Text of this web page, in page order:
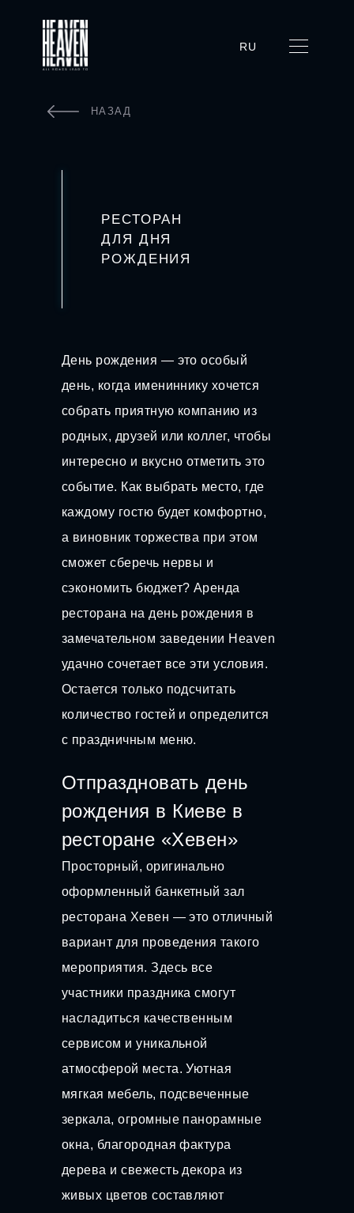
RU
НАЗАД
РЕСТОРАН
ДЛЯ ДНЯ
РОЖДЕНИЯ
День рождения — это особый
день, когда имениннику хочется
собрать приятную компанию из
родных, друзей или коллег, чтобы
интересно и вкусно отметить это
событие. Как выбрать место, где
каждому гостю будет комфортно,
а виновник торжества при этом
сможет сберечь нервы и
сэкономить бюджет? Аренда
ресторана на день рождения в
замечательном заведении Heaven
удачно сочетает все эти условия.
Остается только подсчитать
количество гостей и определится
с праздничным меню.
Отпраздновать день
рождения в Киеве в
ресторане «Хевен»
Просторный, оригинально
оформленный банкетный зал
ресторана Хевен — это отличный
вариант для проведения такого
мероприятия. Здесь все
участники праздника смогут
насладиться качественным
сервисом и уникальной
атмосферой места. Уютная
мягкая мебель, подсвеченные
зеркала, огромные панорамные
окна, благородная фактура
дерева и свежесть декора из
живых цветов составляют